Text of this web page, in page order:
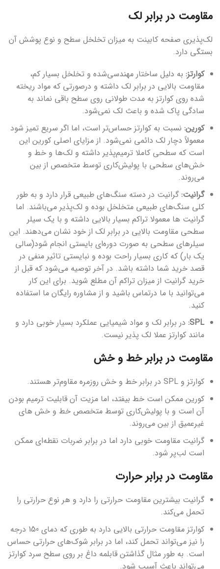
مقاومت در برابر لک
لک‌پذیری صفحه کابینت به میزان تخلخل سطح و نوع پوشش آن
بستگی دارد.
کوارتز: به دلیل ساختار مهندسی‌شده و تخلخل بسیار کم،
مقاومت بالایی در برابر لک داشته و درصورتی که مواد ریخته
شده روی کوارتز به مدت طولانی روی سطح باقی نماند به
سادگی پاک شده و باعث لک نمی‌شود.
کورین: نسبت به کوارتز حساس‌تر است، اما اگر سریع تمیز شود
معمولاً دچار لک دائمی نمی‌شود. از مزایای اصلی کورین این
است که سطحی کاملا ترمیم‌پذیر داشته و لک‌ها و خط‌‌ و
خش‌های سطحی با پولیش‌کاری توسط متخصص از بین
می‌روند.
گرانیت: گرانیت در دسته سنگ‌های طبیعی قرار دارد و به طور
کلی سنگ‌های طبیعی متخلخل بوده و لک‌پذیر می‌باشند. اما
گرانیت ها معمولا تراکم بسیار بالایی داشته و با یک سیلر
سطحی مقاومت بالایی در برابر لک از خود نشان می‌دهند. این
سیلرهای سطحی به صورت دوره‌ای بایستی انجام شود(سالی
یک بار) که کاری بسیار راحت بوده و نبایستی تاثیر منفی در
قصد خرید شما داشته باشد. در آخر توصیه می‌شود که قبل از
خرید گرانیت از میزان تراکم آن مطلع شوید. برای این کار
می‌توانید با ما درتماس باشید و از مشاوره رایگان ما استفاده
کنید.
SPL: در برابر لک و مواد شیمیایی عملکرد بسیار خوبی دارد و
مانند کوارتز عملا لک پذیر نیست.
مقاومت در برابر خط و خش
کوارتز و SPL در برابر خط و خش روزمره مقاوم‌تر هستند.
کورین ممکن است خط بیفتد، اما مزیت آن قابلیت ترمیم بودن
آن است و با پولیش‌کاری توسط متخصص خط و خش های
غیرعمیق از بین می‌روند.
گرانیت مقاومت خوبی دارد اما در برابر ضربات نقطه‌ای ممکن
است لب‌پر شود.
مقاومت در برابر حرارت
گرانیت بیشترین مقاومت حرارتی را دارد و هر نوع حرارتی را
تحمل می‌کند.
کوارتز مقاومت حرارتی بالایی دارد به طوری که دمای 150 درجه
را نیز می‌تواند تحمل کند، اما در برابر شوک‌های حرارتی حساس
است. به طور مثال گذاشتن قابلمه داغ بر روی سطح سرد کوارتز
می‌تواند باعث آسیب شود.